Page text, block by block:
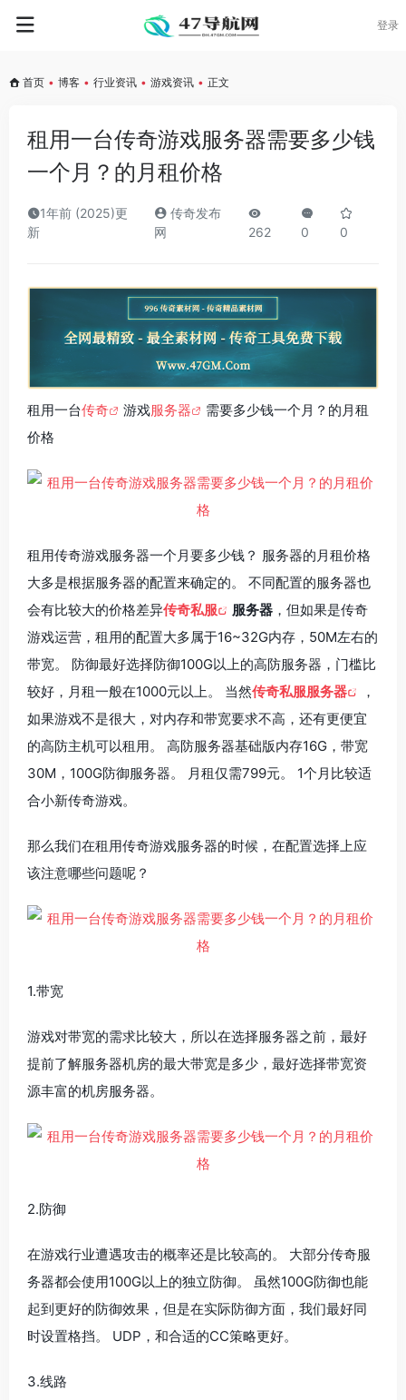
登录
首页 • 博客 • 行业资讯 • 游戏资讯 • 正文
租用一台传奇游戏服务器需要多少钱
一个月？的月租价格
1年前 (2025)更
新
传奇发布
网
262 0 0
租用一台传奇 游戏服务器
需要多少钱一个月？的月租
价格
租用传奇游戏服务器一个月要多少钱？ 服务器的月租价格
大多是根据服务器的配置来确定的。 不同配置的服务器也
会有比较大的价格差异传奇私服 服务器 ，但如果是传奇
游戏运营，租用的配置大多属于16~32G内存，50M左右的
带宽。 防御最好选择防御100G以上的高防服务器，门槛比
较好，月租一般在1000元以上。 当然传奇私服服务器
，
如果游戏不是很大，对内存和带宽要求不高，还有更便宜
的高防主机可以租用。 高防服务器基础版内存16G，带宽
30M，100G防御服务器。 月租仅需799元。 1个月比较适
合小新传奇游戏。
那么我们在租用传奇游戏服务器的时候，在配置选择上应
该注意哪些问题呢？
1.带宽
游戏对带宽的需求比较大，所以在选择服务器之前，最好
提前了解服务器机房的最大带宽是多少，最好选择带宽资
源丰富的机房服务器。
2.防御
在游戏行业遭遇攻击的概率还是比较高的。 大部分传奇服
务器都会使用100G以上的独立防御。 虽然100G防御也能
起到更好的防御效果，但是在实际防御方面，我们最好同
时设置格挡。 UDP，和合适的CC策略更好。
3.线路